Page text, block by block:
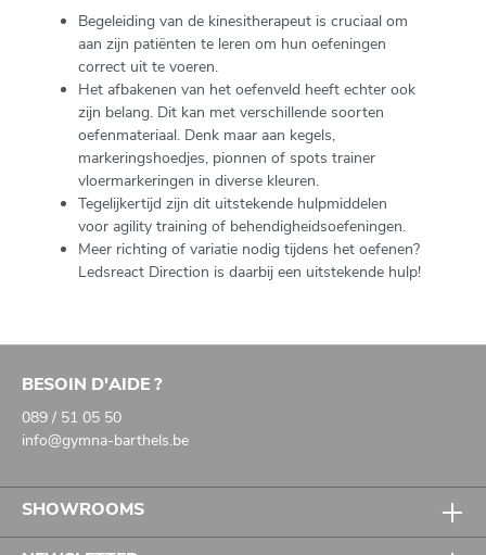
Begeleiding van de kinesitherapeut is cruciaal om
aan zijn patiënten te leren om hun oefeningen
correct uit te voeren.
Het afbakenen van het oefenveld heeft echter ook
zijn belang. Dit kan met verschillende soorten
oefenmateriaal. Denk maar aan kegels,
markeringshoedjes, pionnen of spots trainer
vloermarkeringen in diverse kleuren.
Tegelijkertijd zijn dit uitstekende hulpmiddelen
voor agility training of behendigheidsoefeningen.
Meer richting of variatie nodig tijdens het oefenen?
Ledsreact Direction is daarbij een uitstekende hulp!
BESOIN D'AIDE ?
089 / 51 05 50
info@gymna-barthels.be
SHOWROOMS